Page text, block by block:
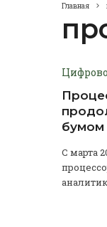
Главная
бумом
С марта